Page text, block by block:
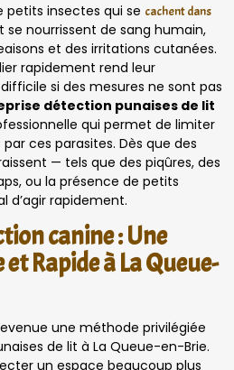
petits insectes qui se cachent dans
se nourrissent de sang humain,
et des irritations cutanées.
rapidement rend leur
si des mesures ne sont pas
détection punaises de lit
qui permet de limiter
ces parasites. Dès que des
— tels que des piqûres, des
ou la présence de petits
d’agir rapidement.
canine : Une
Rapide à La Queue-
une méthode privilégiée
de lit à La Queue-en-Brie.
un espace beaucoup plus